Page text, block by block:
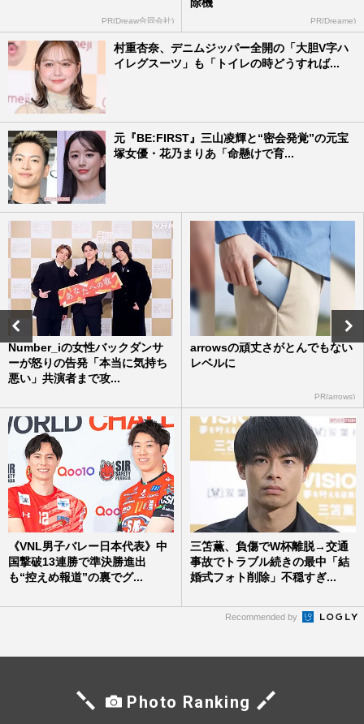
PR(Dreaw合同会社) PR(Dreame)
村重杏奈、デニムジッパー全開の「大胆V字ハ
イレグスーツ」も「トイレの時どうすれば...
元『BE:FIRST』三山凌輝と“密会発覚”の元宝
塚女優・花乃まりあ「命懸けで育...
Number_iの女性バックダンサ
ーが怒りの告発「本当に気持ち
悪い」共演者まで攻...
arrowsの頑丈さがとんでもない
レベルに
PR(arrows)
《VNL男子バレー日本代表》中
国撃破13連勝で準決勝進出
も“控えめ報道”の裏でグ...
三笘薫、負傷でW杯離脱→交通
事故でトラブル続きの最中「結
婚式フォト削除」不穏すぎ...
Recommended by
Photo Ranking